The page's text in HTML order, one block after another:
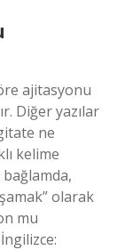
ajitasyonu
Diğer yazılar
ne
kelime
bağlamda,
olarak
mu